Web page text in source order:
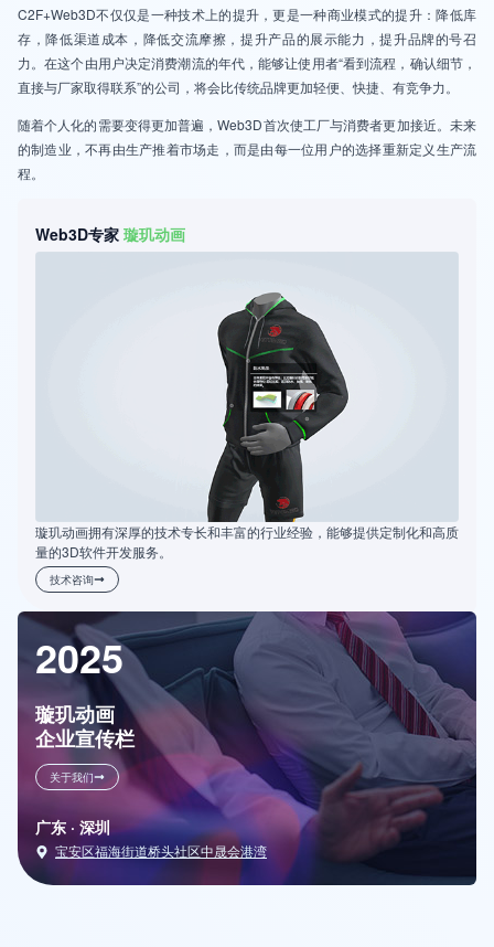
C2F+Web3D不仅仅是一种技术上的提升，更是一种商业模式的提升：降低库
存，降低渠道成本，降低交流摩擦，提升产品的展示能力，提升品牌的号召
力。在这个由用户决定消费潮流的年代，能够让使用者“看到流程，确认细节，
直接与厂家取得联系”的公司，将会比传统品牌更加轻便、快捷、有竞争力。
随着个人化的需要变得更加普遍，Web3D首次使工厂与消费者更加接近。未来
的制造业，不再由生产推着市场走，而是由每一位用户的选择重新定义生产流
程。
Web3D专家 璇玑动画
璇玑动画拥有深厚的技术专长和丰富的行业经验，能够提供定制化和高质
量的3D软件开发服务。
技术咨询
2025
璇玑动画
企业宣传栏
关于我们
广东 · 深圳
宝安区福海街道桥头社区中晟会港湾